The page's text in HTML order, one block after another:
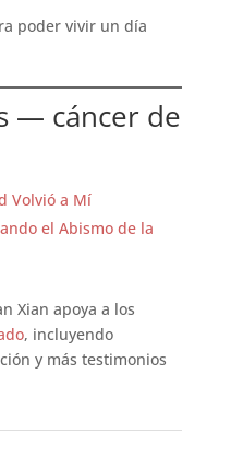
poder vivir un día
— cáncer de
Volvió a Mí
el Abismo de la
Xian apoya a los
, incluyendo
y más testimonios